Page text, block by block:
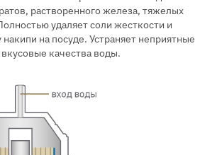
растворенного железа, тяжелых
удаляет соли жесткости и
на посуде. Устраняет неприятные
качества воды.